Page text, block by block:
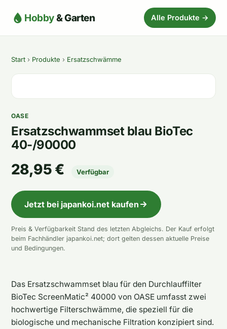
Hobby& Garten Alle Produkte →
Start › Produkte › Ersatzschwämme
OASE
Ersatzschwammset blau BioTec
40-/90000
28,95 € Verfügbar
Jetzt bei japankoi.net kaufen
Preis & Verfügbarkeit Stand des letzten Abgleichs. Der Kauf erfolgt
beim Fachhändler japankoi.net; dort gelten dessen aktuelle Preise
und Bedingungen.
Das Ersatzschwammset blau für den Durchlauffilter
BioTec ScreenMatic² 40000 von OASE umfasst zwei
hochwertige Filterschwämme, die speziell für die
biologische und mechanische Filtration konzipiert sind.